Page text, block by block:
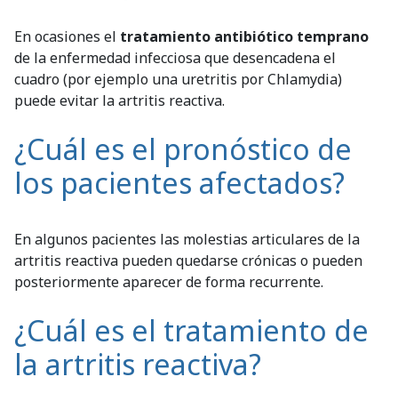
En ocasiones el tratamiento antibiótico temprano
de la enfermedad infecciosa que desencadena el
cuadro (por ejemplo una uretritis por Chlamydia)
puede evitar la artritis reactiva.
¿Cuál es el pronóstico de
los pacientes afectados?
En algunos pacientes las molestias articulares de la
artritis reactiva pueden quedarse crónicas o pueden
posteriormente aparecer de forma recurrente.
¿Cuál es el tratamiento de
la artritis reactiva?